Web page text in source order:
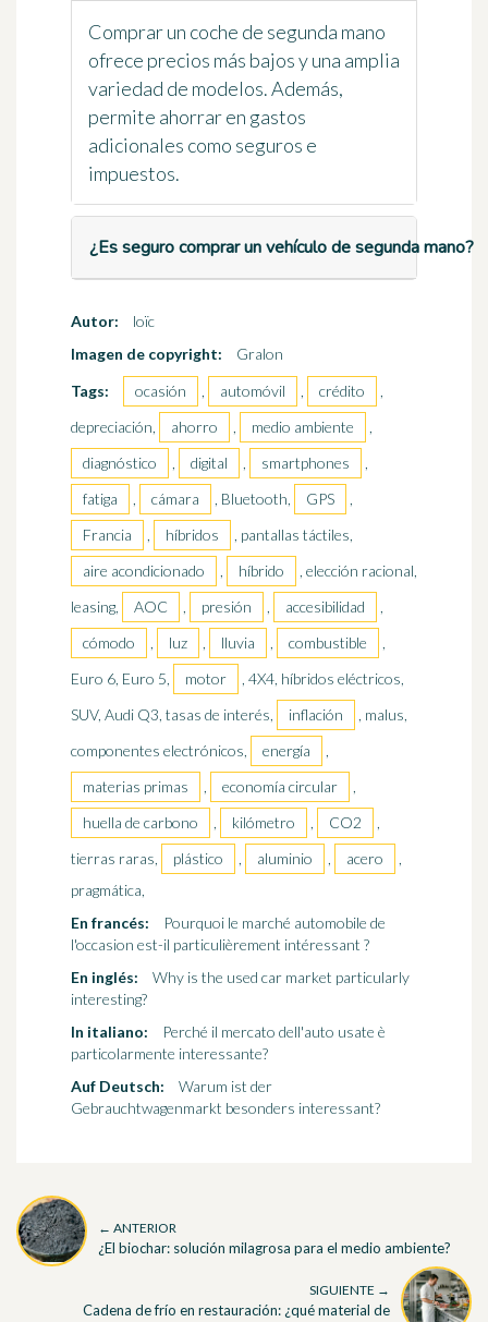
Comprar un coche de segunda mano
ofrece precios más bajos y una amplia
variedad de modelos. Además,
permite ahorrar en gastos
adicionales como seguros e
impuestos.
¿Es seguro comprar un vehículo de segunda mano?
Autor:
loïc
Imagen de copyright:
Gralon
Tags:
ocasión , automóvil , crédito
,
depreciación,
ahorro , medio ambiente
,
diagnóstico
, digital , smartphones
,
fatiga
, cámara , Bluetooth, GPS
,
Francia
, híbridos
, pantallas táctiles,
aire acondicionado
, híbrido
, elección racional,
leasing,
AOC , presión , accesibilidad
,
cómodo
, luz , lluvia , combustible
,
Euro 6, Euro 5,
motor
, 4X4, híbridos eléctricos,
SUV, Audi Q3, tasas de interés,
inflación
, malus,
componentes electrónicos,
energía
,
materias primas
, economía circular
,
huella de carbono
, kilómetro , CO2
,
tierras raras,
plástico , aluminio , acero
,
pragmática,
En francés:
Pourquoi le marché automobile de
l'occasion est-il particulièrement intéressant ?
En inglés:
Why is the used car market particularly
interesting?
In italiano:
Perché il mercato dell'auto usate è
particolarmente interessante?
Auf Deutsch:
Warum ist der
Gebrauchtwagenmarkt besonders interessant?
← ANTERIOR
¿El biochar: solución milagrosa para el medio ambiente?
SIGUIENTE →
Cadena de frío en restauración: ¿qué material de